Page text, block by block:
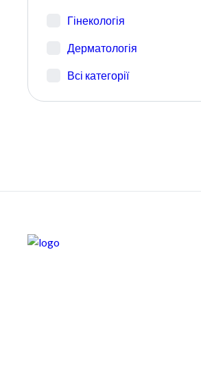
Гінекологія
Дерматологія
Всі категорії